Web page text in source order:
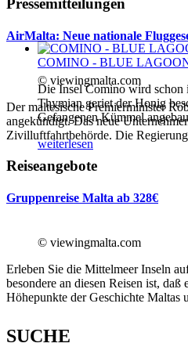
COMINO - BLUE
Die Insel Comino wird
Thymian geriet der Honig
Gefangenen Kümmel
weiterlesen
AirMalta: Neue nationale
© viewingmalta.com
Der maltesische Premierminister
angekündigt. Das neue
Zivilluftfahrtbehörde. Die
Reiseangebote
Gruppenreise Malta ab 328€
© viewingmalta.com
Erleben Sie die Mittelmeer Inseln
besondere an diesen Reisen ist,
Höhepunkte der Geschichte Maltas
SUCHE